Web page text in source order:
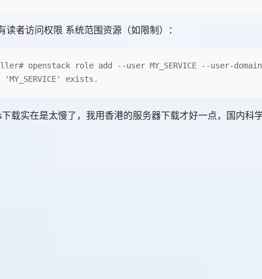
者访问权限 系统范围资源（如限制）：
openstack role add --user MY_SERVICE --user-
exists.
载实在是太慢了，我用香港的服务器下载才好一点，国内科